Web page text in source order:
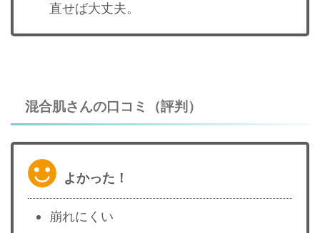
直せば大丈夫。
混合肌さんの口コミ（評判）
よかった！
崩れにくい